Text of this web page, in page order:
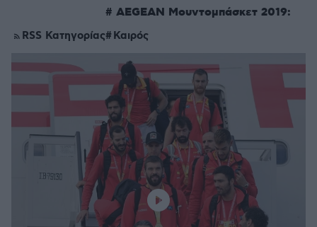
RSS Κατηγορίας
# AEGEAN Μουντομπάσκετ 2019:
Καιρός